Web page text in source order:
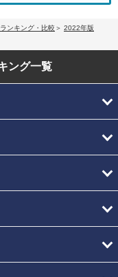
ンキング・比較
2022年版
ング一覧